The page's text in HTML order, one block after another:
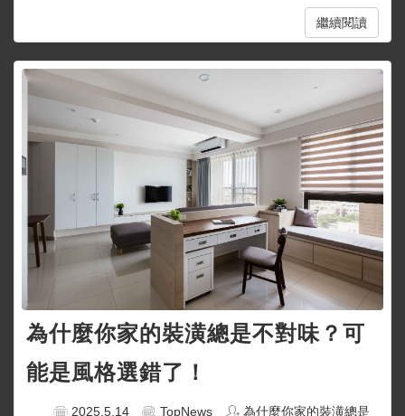
繼續閱讀
為什麼你家的裝潢總是不對味？可
能是風格選錯了！
2025.5.14 TopNews
為什麼你家的裝潢總是